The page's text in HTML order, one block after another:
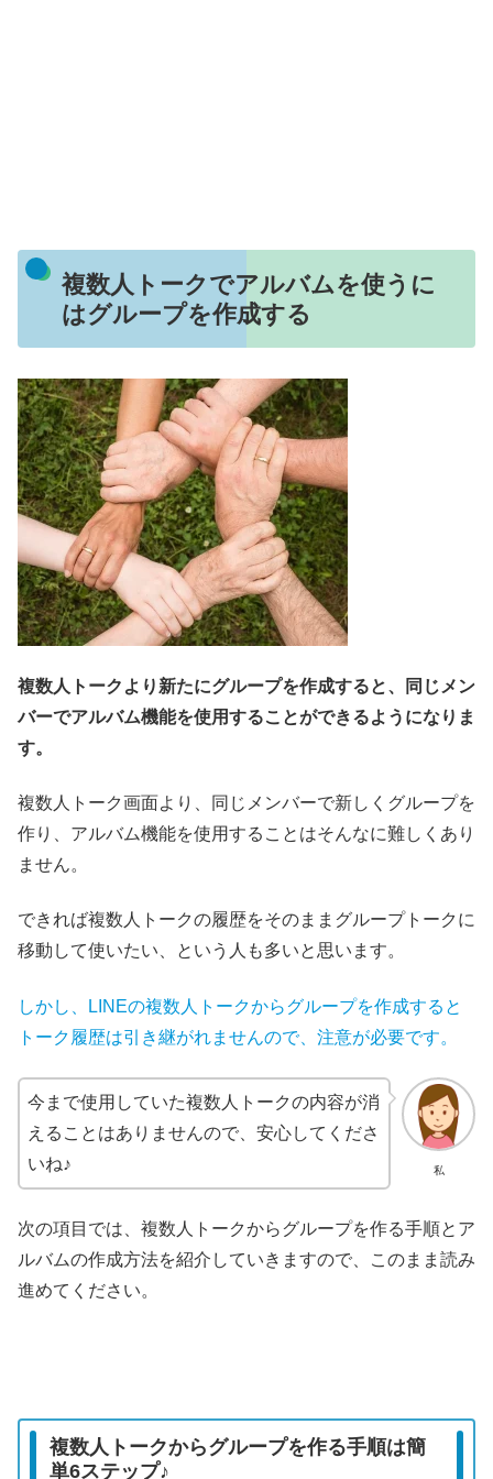
複数人トークでアルバムを使うに
はグループを作成する
複数人トークより新たにグループを作成すると、同じメン
バーでアルバム機能を使用することができるようになりま
す。
複数人トーク画面より、同じメンバーで新しくグループを
作り、アルバム機能を使用することはそんなに難しくあり
ません。
できれば複数人トークの履歴をそのままグループトークに
移動して使いたい、という人も多いと思います。
しかし、
LINEの複数人トークからグループを作成すると
トーク履歴は引き継がれませんので、注意が必要です。
私
今まで使用していた複数人トークの内容が消
えることはありませんので、安心してくださ
いね♪
次の項目では、複数人トークからグループを作る手順とア
ルバムの作成方法を紹介していきますので、このまま読み
進めてください。
複数人トークからグループを作る手順は簡
単6ステップ♪